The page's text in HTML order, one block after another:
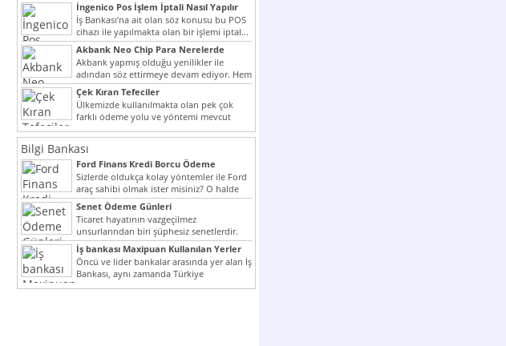
İngenico Pos İşlem İptali Nasıl Yapılır
İş Bankası’na ait olan söz konusu bu POS
cihazı ile yapılmakta olan bir işlemi iptal...
Akbank Neo Chip Para Nerelerde
Kullanılır?
Akbank yapmış olduğu yenilikler ile
adından söz ettirmeye devam ediyor. Hem
müşteri potansiyelini arttırmak hem...
Çek Kıran Tefeciler
Ülkemizde kullanılmakta olan pek çok
farklı ödeme yolu ve yöntemi mevcut
olmak ile beraber bunlar...
Bilgi Bankası
Ford Finans Kredi Borcu Ödeme
Sizlerde oldukça kolay yöntemler ile Ford
araç sahibi olmak ister misiniz? O halde
yazımız ilginizi...
Senet Ödeme Günleri
Ticaret hayatının vazgeçilmez
unsurlarından biri şüphesiz senetlerdir.
Çünkü senetler en çok kullanılan ödeme
araçlarıdır. Taksitler...
İş bankası Maxipuan Kullanılan Yerler
Öncü ve lider bankalar arasında yer alan İş
Bankası, aynı zamanda Türkiye
Cumhuriyeti’nin ilk milli...